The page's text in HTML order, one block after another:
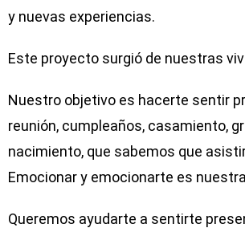
y nuevas experiencias.
Este proyecto surgió de nuestras
Nuestro objetivo es hacerte sentir
reunión, cumpleaños, casamiento,
nacimiento, que sabemos que
Emocionar y emocionarte es
Queremos ayudarte a sentirte